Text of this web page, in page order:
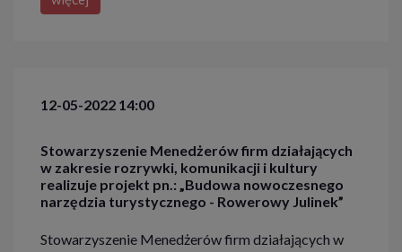
12-05-2022 14:00
Stowarzyszenie Menedżerów firm działających
w zakresie rozrywki, komunikacji i kultury
realizuje projekt pn.: „Budowa nowoczesnego
narzędzia turystycznego - Rowerowy Julinek”
Stowarzyszenie Menedżerów firm działających w